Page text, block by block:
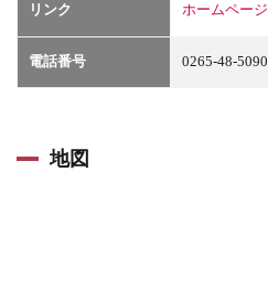
リンク ホームページ
電話番号 0265-48-5090
地図